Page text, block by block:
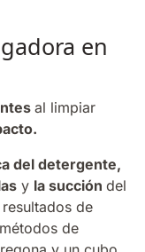
en
al limpiar
del detergente,
y la succión del
de
de